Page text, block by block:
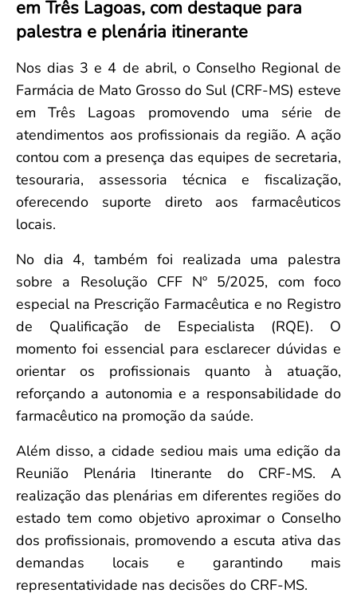
Convenção Coletiva 2025/2026 – Piso salarial Farmácias e Drogaria
Consulta de Farmacêuticos e Estabelecimentos Inscritos no CRF/MS
Saúde Pública e Indígena
Calendário Eleitoral
Candidatos
Votação
Dúvidas Frequentes
Eleições Anteriores
em Três Lagoas, com destaque para
palestra e plenária itinerante
Nos dias 3 e 4 de abril, o Conselho Regional de
Farmácia de Mato Grosso do Sul (CRF-MS) esteve
em Três Lagoas promovendo uma série de
atendimentos aos profissionais da região. A ação
contou com a presença das equipes de secretaria,
tesouraria, assessoria técnica e fiscalização,
oferecendo suporte direto aos farmacêuticos
locais.
No dia 4, também foi realizada uma palestra
sobre a Resolução CFF Nº 5/2025, com foco
especial na Prescrição Farmacêutica e no Registro
de Qualificação de Especialista (RQE). O
momento foi essencial para esclarecer dúvidas e
orientar os profissionais quanto à atuação,
reforçando a autonomia e a responsabilidade do
farmacêutico na promoção da saúde.
Além disso, a cidade sediou mais uma edição da
Reunião Plenária Itinerante do CRF-MS. A
realização das plenárias em diferentes regiões do
estado tem como objetivo aproximar o Conselho
dos profissionais, promovendo a escuta ativa das
demandas locais e garantindo mais
representatividade nas decisões do CRF-MS.